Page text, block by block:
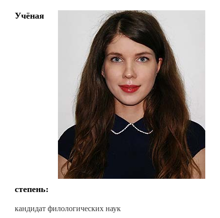
Учёная
степень:
кандидат филологических наук